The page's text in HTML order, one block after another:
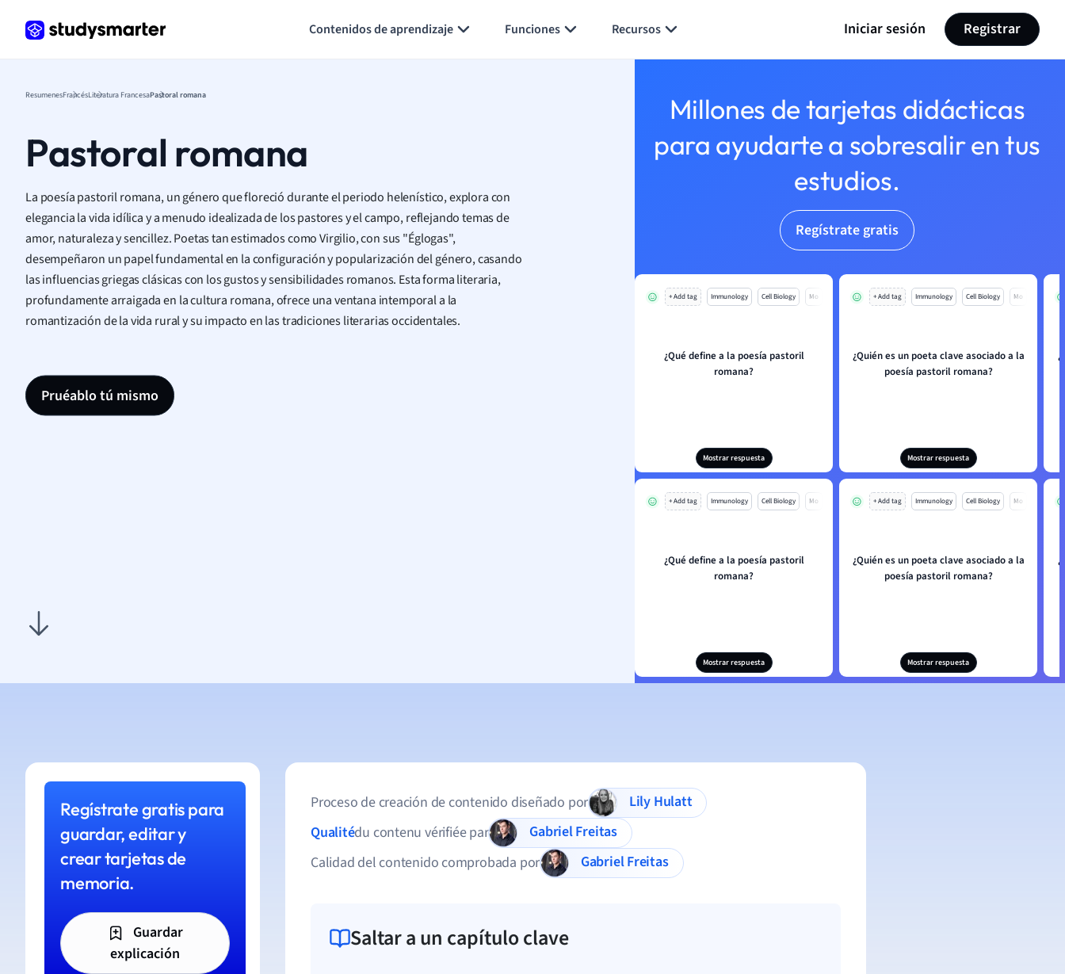
Contenidos de aprendizaje Funciones Recursos Iniciar sesión Registrar
ResumenesFrancésLiteratura FrancesaPastoral romana
Pastoral romana
La poesía pastoril romana, un género que floreció durante el periodo helenístico, explora con
elegancia la vida idílica y a menudo idealizada de los pastores y el campo, reflejando temas de
amor, naturaleza y sencillez. Poetas tan estimados como Virgilio, con sus "Églogas",
desempeñaron un papel fundamental en la configuración y popularización del género, casando
las influencias griegas clásicas con los gustos y sensibilidades romanos. Esta forma literaria,
profundamente arraigada en la cultura romana, ofrece una ventana intemporal a la
romantización de la vida rural y su impacto en las tradiciones literarias occidentales.
Pruéablo tú mismo
Millones de tarjetas didácticas
para ayudarte a sobresalir en tus
estudios.
Regístrate gratis
+ Add tag Immunology Cell Biology Mo
¿Qué define a la poesía pastoril
romana?
Mostrar respuesta
+ Add tag Immunology Cell Biology Mo
¿Quién es un poeta clave asociado a la
poesía pastoril romana?
Mostrar respuesta
+ Add tag Immunology Cell Biology Mo
¿Qué define a la poesía pastoril
romana?
Mostrar respuesta
+ Add tag Immunology Cell Biology Mo
¿Quién es un poeta clave asociado a la
poesía pastoril romana?
Mostrar respuesta
Regístrate gratis para
guardar, editar y
crear tarjetas de
memoria.
Guardar
explicación
Proceso de creación de contenido diseñado por
Lily Hulatt
Qualitédu contenu vérifiée par
Gabriel Freitas
Calidad del contenido comprobada por
Gabriel Freitas
Saltar a un capítulo clave